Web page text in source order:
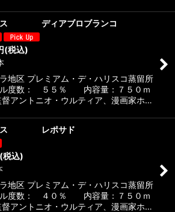
ス ディアブロブランコ
(税込)
地区 プレミアム・デ・ハリスコ蒸留所
ル度数： ５５％ 内容量：７５０ｍ
督アントニオ・ウルティア、漫画家ホ…
ス レポサド
(税込)
地区 プレミアム・デ・ハリスコ蒸留所
ル度数： ４０％ 内容量：７５０ｍ
督アントニオ・ウルティア、漫画家ホ…